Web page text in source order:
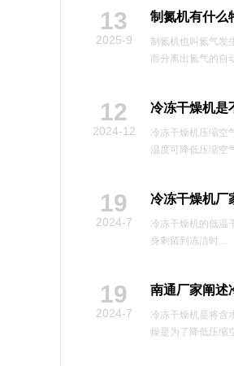
13
2025-9
制氮机有什么
制氮机也叫氮气发
而分离出氮气的自
12
2024-12
冷冻干燥机是
冷冻干燥机压缩空
温度可降低压缩空
19
2024-7
冷冻干燥机厂
冷冻干燥机的低温
身剩留到冻洁时...
19
2024-7
南通厂家阐述
冷冻干燥机是将含
燥是为了降低压缩